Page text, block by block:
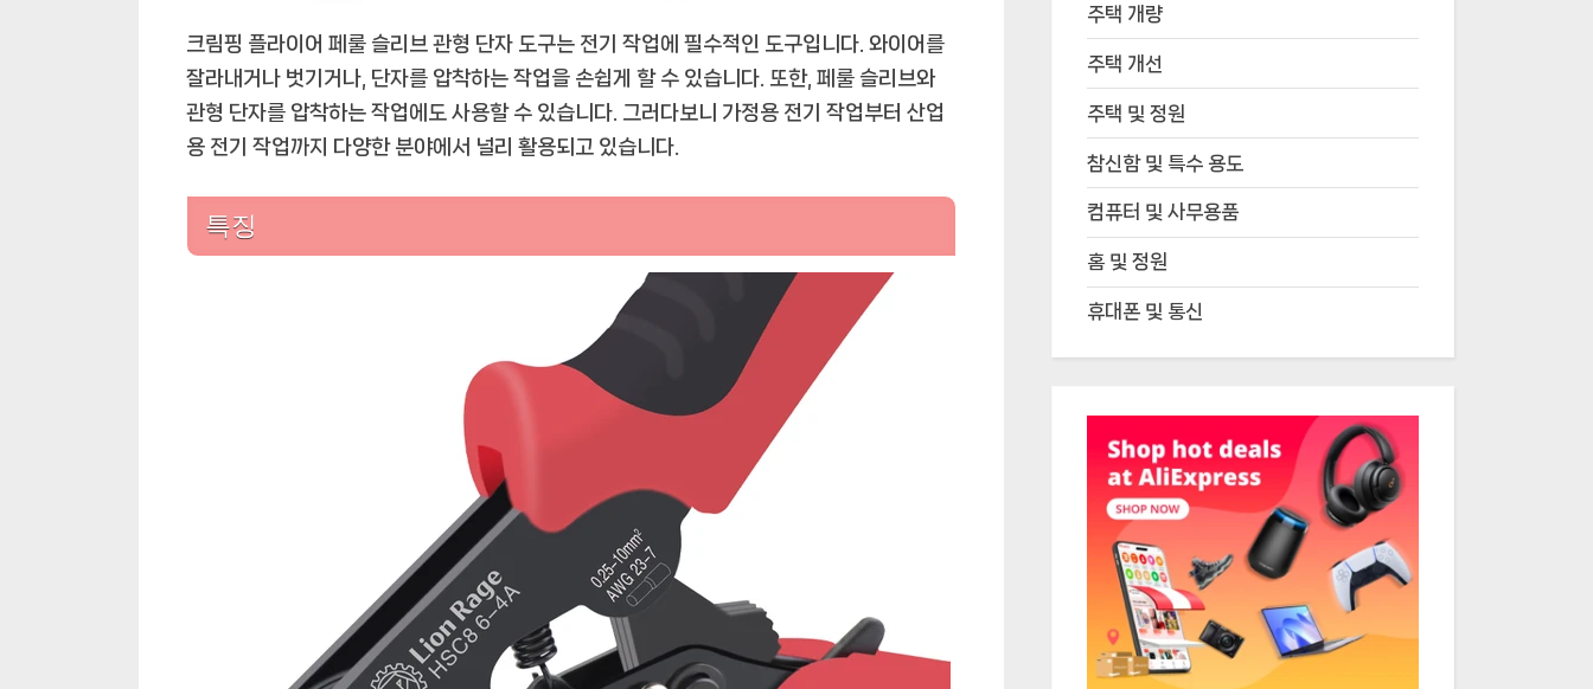
크림핑 플라이어 페룰 슬리브 관형 단자 도구는 전기 작업에 필수적인 도구입니다. 와이어를
잘라내거나 벗기거나, 단자를 압착하는 작업을 손쉽게 할 수 있습니다. 또한, 페룰 슬리브와
관형 단자를 압착하는 작업에도 사용할 수 있습니다. 그러다보니 가정용 전기 작업부터 산업
용 전기 작업까지 다양한 분야에서 널리 활용되고 있습니다.
특징
주택 개량
주택 개선
주택 및 정원
참신함 및 특수 용도
컴퓨터 및 사무용품
홈 및 정원
휴대폰 및 통신